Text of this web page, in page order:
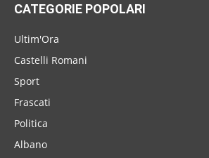
CATEGORIE POPOLARI
Ultim'Ora
Castelli Romani
Sport
Frascati
Politica
Albano